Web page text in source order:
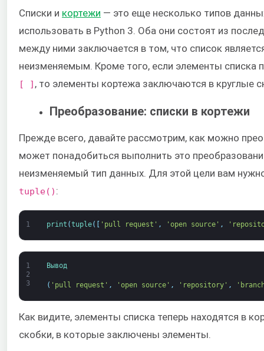
Списки и кортежи — это еще несколько типов
использовать в Python 3. Оба они состоят из
между ними заключается в том, что список
неизменяемым. Кроме того, если элементы
[ ] , то элементы кортежа заключаются в круглые
Преобразование: списки в кортежи
Прежде всего, давайте рассмотрим, как можно
может понадобиться выполнить это
неизменяемый тип данных. Для этой цели вам
tuple() :
1 print (tuple( 'pull request' , 'open source' ,
1
2
3
Вывод
( 'pull request' , 'open source' , 'repository' ,
Как видите, элементы списка теперь находятся в
скобки, в которые заключены элементы.